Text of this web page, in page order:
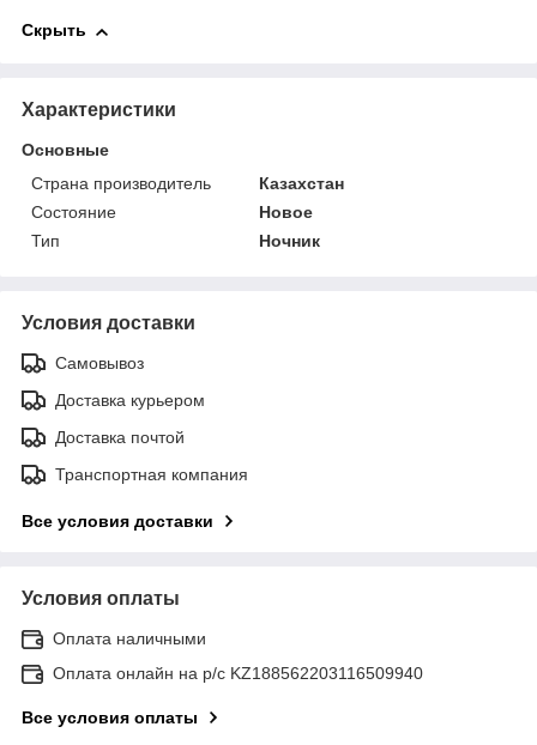
Скрыть
Характеристики
Основные
Страна производитель
Казахстан
Состояние
Новое
Тип
Ночник
Условия доставки
Самовывоз
Доставка курьером
Доставка почтой
Транспортная компания
Все условия доставки
Условия оплаты
Оплата наличными
Оплата онлайн на р/с KZ188562203116509940
Все условия оплаты